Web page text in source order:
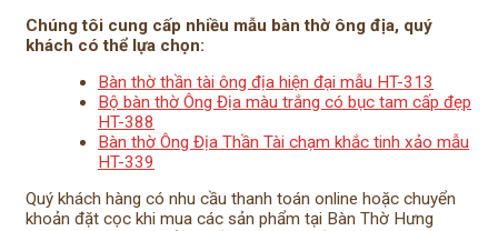
Chúng tôi cung cấp nhiều mẫu bàn thờ ông địa, quý
khách có thể lựa chọn:
Bàn thờ thần tài ông địa hiện đại mẫu HT-313
Bộ bàn thờ Ông Địa màu trắng có bục tam cấp đẹp
HT-388
Bàn thờ Ông Địa Thần Tài chạm khắc tinh xảo mẫu
HT-339
Quý khách hàng có nhu cầu thanh toán online hoặc chuyển
khoản đặt cọc khi mua các sản phẩm tại Bàn Thờ Hưng